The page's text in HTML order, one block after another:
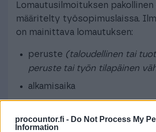
procountor.fi - Do Not Process My
Information
Lomautusilmoituksen
määritelty työsopimuslaissa.
on mainittava lomautuksen:
peruste (taloudellinen tai
peruste tai työn tilapäinen
alkamisaika
Määräaikaisen lomautuksen